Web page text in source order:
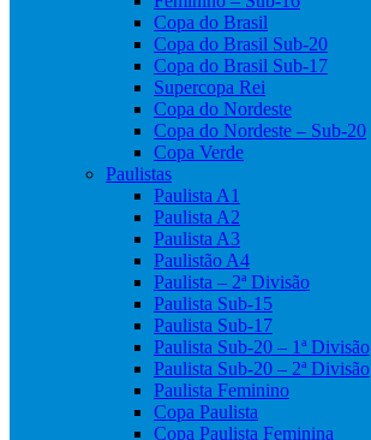
Copa do Brasil
Copa do Brasil Sub-20
Copa do Brasil Sub-17
Supercopa Rei
Copa do Nordeste
Copa do Nordeste – Sub-20
Copa Verde
Paulistas
Paulista A1
Paulista A2
Paulista A3
Paulistão A4
Paulista – 2ª Divisão
Paulista Sub-15
Paulista Sub-17
Paulista Sub-20 – 1ª Divisão
Paulista Sub-20 – 2ª Divisão
Paulista Feminino
Copa Paulista
Copa Paulista Feminina